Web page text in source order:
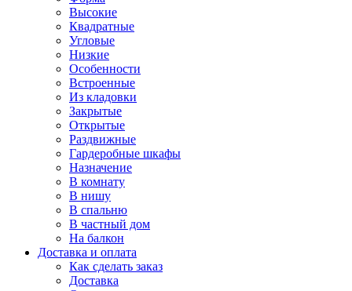
Высокие
Квадратные
Угловые
Низкие
Особенности
Встроенные
Из кладовки
Закрытые
Открытые
Раздвижные
Гардеробные шкафы
Назначение
В комнату
В нишу
В спальню
В частный дом
На балкон
Доставка и оплата
Как сделать заказ
Доставка